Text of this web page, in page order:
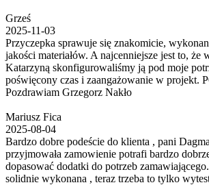
Grześ
2025-11-03
Przyczepka sprawuje się znakomicie,
jakości materiałów. A najcenniejsze jest to, że
Katarzyną skonfigurowaliśmy ją pod moje
poświęcony czas i zaangażowanie w projekt.
Pozdrawiam Grzegorz Nakło
Mariusz Fica
2025-08-04
Bardzo dobre podeście do klienta , pani
przyjmowała zamowienie potrafi bardzo
dopasować dodatki do potrzeb
solidnie wykonana , teraz trzeba to tylko